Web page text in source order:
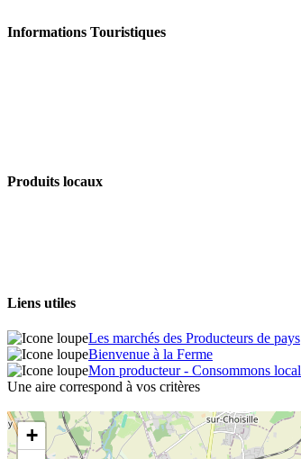
Informations Touristiques
Produits locaux
Liens utiles
Les marchés des Producteurs de pays
Bienvenue à la Ferme
Mon producteur - Consommons local
Une aire correspond à vos critères
+